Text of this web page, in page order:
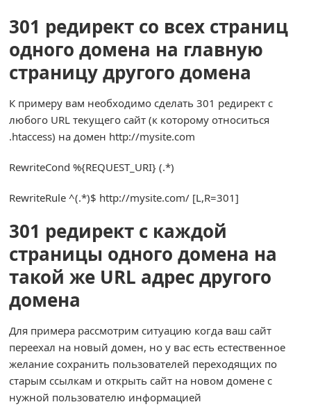
301 редирект со всех страниц
одного домена на главную
страницу другого домена
К примеру вам необходимо сделать 301 редирект с
любого URL текущего сайт (к которому относиться
.htaccess) на домен http://mysite.com
RewriteCond %{REQUEST_URI} (.*)
RewriteRule ^(.*)$ http://mysite.com/ [L,R=301]
301 редирект с каждой
страницы одного домена на
такой же URL адрес другого
домена
Для примера рассмотрим ситуацию когда ваш сайт
переехал на новый домен, но у вас есть естественное
желание сохранить пользователей переходящих по
старым ссылкам и открыть сайт на новом домене с
нужной пользователю информацией